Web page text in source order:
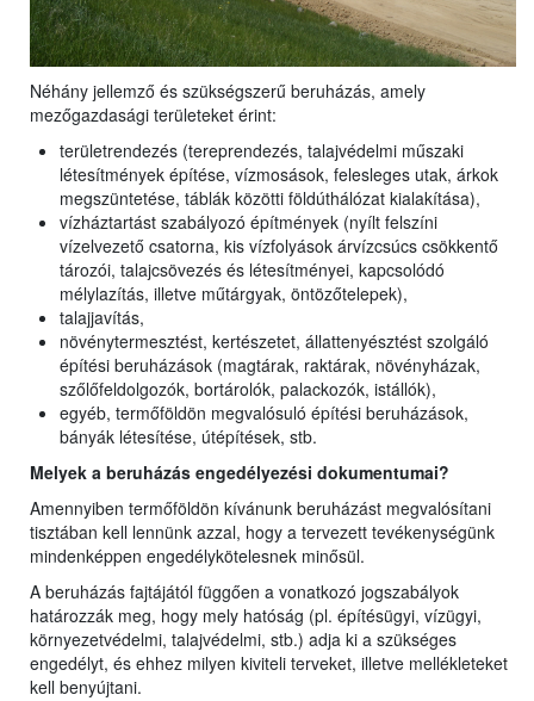
Néhány jellemző és szükségszerű beruházás, amely
mezőgazdasági területeket érint:
területrendezés (tereprendezés, talajvédelmi műszaki
létesítmények építése, vízmosások, felesleges utak, árkok
megszüntetése, táblák közötti földúthálózat kialakítása),
vízháztartást szabályozó építmények (nyílt felszíni
vízelvezető csatorna, kis vízfolyások árvízcsúcs csökkentő
tározói, talajcsövezés és létesítményei, kapcsolódó
mélylazítás, illetve műtárgyak, öntözőtelepek),
talajjavítás,
növénytermesztést, kertészetet, állattenyésztést szolgáló
építési beruházások (magtárak, raktárak, növényházak,
szőlőfeldolgozók, bortárolók, palackozók, istállók),
egyéb, termőföldön megvalósuló építési beruházások,
bányák létesítése, útépítések, stb.
Melyek a beruházás engedélyezési dokumentumai?
Amennyiben termőföldön kívánunk beruházást megvalósítani
tisztában kell lennünk azzal, hogy a tervezett tevékenységünk
mindenképpen engedélykötelesnek minősül.
A beruházás fajtájától függően a vonatkozó jogszabályok
határozzák meg, hogy mely hatóság (pl. építésügyi, vízügyi,
környezetvédelmi, talajvédelmi, stb.) adja ki a szükséges
engedélyt, és ehhez milyen kiviteli terveket, illetve mellékleteket
kell benyújtani.